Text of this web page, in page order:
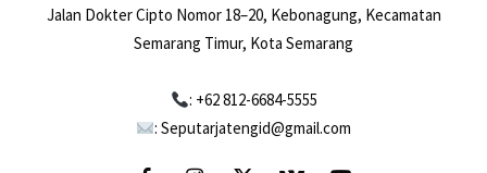
Jalan Dokter Cipto Nomor 18–20, Kebonagung, Kecamatan
Semarang Timur, Kota Semarang
: +62 812-6684-5555
: Seputarjatengid@gmail.com